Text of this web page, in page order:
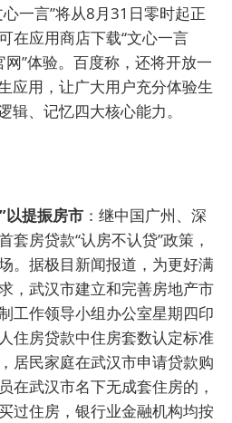
一言”将从8月31日零时起正
在应用商店下载“文心一言
网”体验。百度称，还将开放一
应用，让广大用户充分体验生
辑、记忆四大核心能力。
以提振房市 ：继中国广州、深
套房贷款“认房不认贷”政策，
。据极目新闻报道，为更好满
，武汉市建立和完善房地产市
工作领导小组办公室星期四印
住房贷款中住房套数认定标准
居民家庭在武汉市申请贷款购
在武汉市名下无成套住房的，
过住房，银行业金融机构均按